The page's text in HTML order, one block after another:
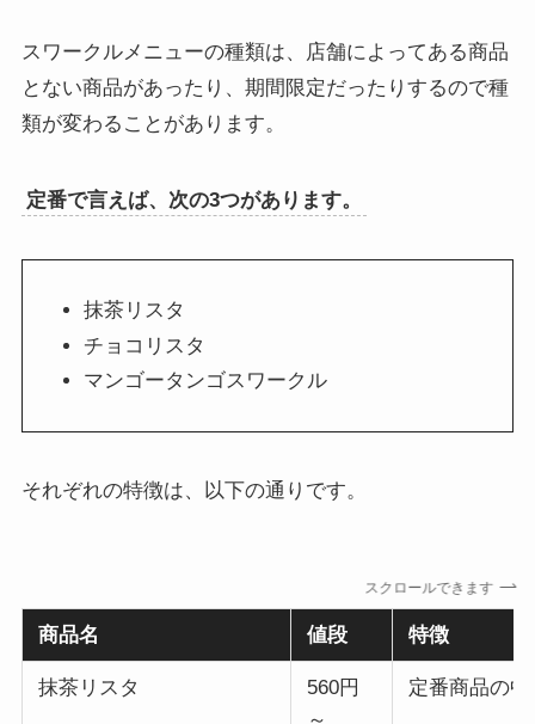
スワークルメニューの種類は、店舗によってある商品
とない商品があったり、期間限定だったりするので種
類が変わることがあります。
定番で言えば、次の3つがあります。
抹茶リスタ
チョコリスタ
マンゴータンゴスワークル
それぞれの特徴は、以下の通りです。
スクロールできます
商品名 値段 特徴
抹茶リスタ
560円
定番商品の